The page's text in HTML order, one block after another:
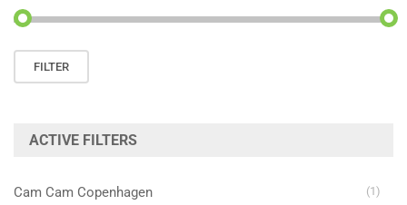
Min.
Max.FILTER
ACTIVE FILTERS
Cam Cam Copenhagen (1)